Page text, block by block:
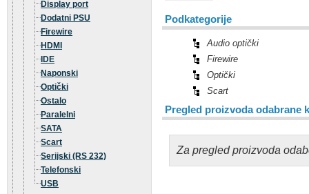
Display port
Dodatni PSU
Firewire
HDMI
IDE
Naponski
Optički
Ostalo
Paralelni
SATA
Scart
Serijski (RS 232)
Telefonski
USB
Podkategorije
Audio optički
Firewire
Optički
Scart
Pregled proizvoda odabrane
Za pregled proizvoda